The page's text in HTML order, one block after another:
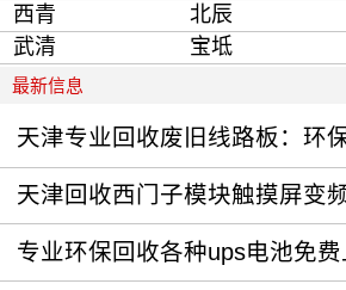
西青
北辰
武清
宝坻
最新信息
天津专业回收废旧线路板：环
天津回收西门子模块触摸屏变
专业环保回收各种ups电池免